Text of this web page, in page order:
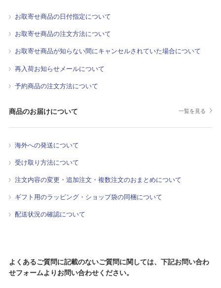
お取寄せ商品の日付指定について
お取寄せ商品の注文方法について
お取寄せ商品が知らない間にキャンセルされていた場合について
再入荷お知らせメールについて
予約商品の注文方法について
商品のお届けについて 一覧を見る
海外への発送について
受け取り方法について
注文内容の変更・追加注文・複数注文のおまとめについて
ギフト用のラッピング・ショップ袋の同梱について
配送状況の確認について
よくあるご質問に記載のないご質問に関しては、下記お問い合わ
せフォームよりお問い合わせください。